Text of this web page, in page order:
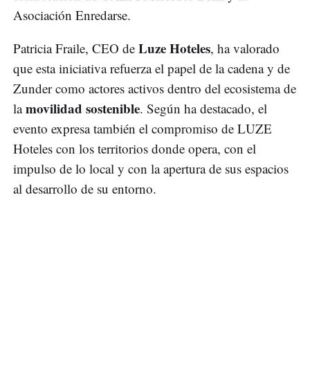
Asociación Enredarse.
Patricia Fraile, CEO de Luze Hoteles, ha valorado
que esta iniciativa refuerza el papel de la cadena y de
Zunder como actores activos dentro del ecosistema de
lamovilidad sostenible. Según ha destacado, el
evento expresa también el compromiso de LUZE
Hoteles con los territorios donde opera, con el
impulso de lo local y con la apertura de sus espacios
al desarrollo de su entorno.